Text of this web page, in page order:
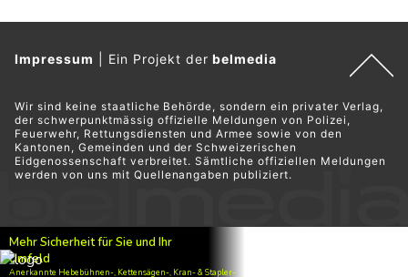
Impressum Ein Projekt derbelmedia
Wir sind keine staatliche Behörde, sondern ein privater Verlag,
der schwerpunktmässig offizielle Meldungen von Polizei,
Feuerwehr, Rettungsdiensten und Armee sowie von den
Kantonen, Gemeinden und der Schweizerischen
Eidgenossenschaft verbreitet. Sämtliche offiziellen Meldungen
werden von uns mit Quellenangaben publiziert.